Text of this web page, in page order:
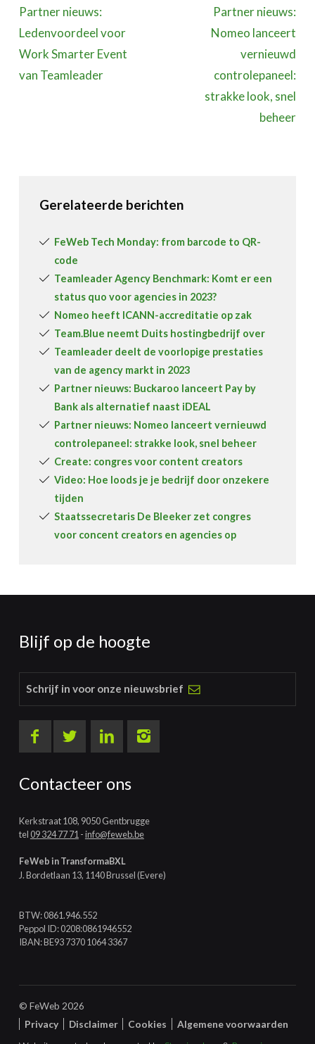
Partner nieuws:
Ledenvoordeel voor
Work Smarter Event
van Teamleader
Partner nieuws:
Nomeo lanceert
vernieuwd
controlepaneel:
strakke look, snel
beheer
Gerelateerde berichten
FeWeb Tech Monday: from barcode to QR-
code
Teamleader Agency Benchmark: Komt er een
status quo voor agencies in 2023?
Nomeo heeft ICANN-accreditatie op zak
Team.Blue neemt Duits hostingbedrijf over
Teamleader deelt de voorlopige prestaties
van de agency markt in 2023
Partner nieuws: Buckaroo lanceert Pay by
Bank als alternatief naast iDEAL
Partner nieuws: Nomeo lanceert vernieuwd
controlepaneel: strakke look, snel beheer
Create: congres voor content creators
Video: Hoe loods je je bedrijf door onzekere
tijden
Staatssecretaris De Bleeker zet congres
voor concent creators en agencies op
Blijf op de hoogte
Schrijf in voor onze nieuwsbrief
Contacteer ons
Kerkstraat 108, 9050 Gentbrugge
tel09 324 77 71 -info@feweb.be
FeWeb in TransformaBXL
J. Bordetlaan 13, 1140 Brussel (Evere)
BTW: 0861.946.552
Peppol ID: 0208:0861946552
IBAN: BE93 7370 1064 3367
© FeWeb 2026
Privacy
Disclaimer Cookies
Algemene voorwaarden